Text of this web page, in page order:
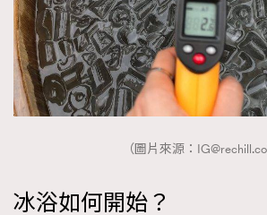
（圖片來源： IG@rechill.co
冰浴如何開始？